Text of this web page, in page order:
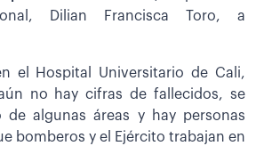
Dilian Francisca Toro, a
el Hospital Universitario de Cali,
no hay cifras de fallecidos, se
de algunas áreas y hay personas
bomberos y el Ejército trabajan en